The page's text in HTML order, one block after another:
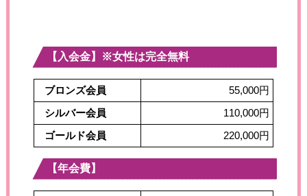
【入会金】※女性は完全無料
ブロンズ会員 55,000円
シルバー会員 110,000円
ゴールド会員 220,000円
【年会費】